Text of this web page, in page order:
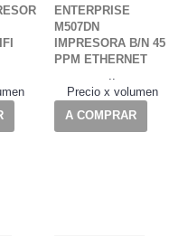
ENTERPRISE
M507DN
IMPRESORA B/N 45
PPM ETHERNET
..
Precio x volumen
A COMPRAR